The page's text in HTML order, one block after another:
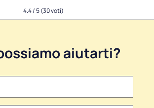
4.4/ 5(30 voti)
aiutarti?